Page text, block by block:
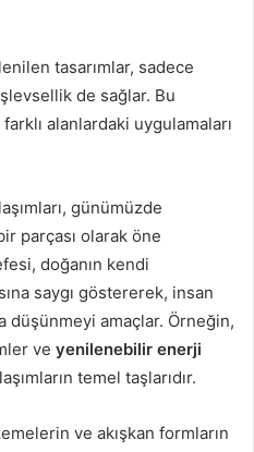
tasarımlar, sadece
de sağlar. Bu
alanlardaki uygulamaları
günümüzde
parçası olarak öne
doğanın kendi
saygı göstererek, insan
düşünmeyi amaçlar. Örneğin,
ve yenilenebilir enerji
temel taşlarıdır.
ve akışkan formların